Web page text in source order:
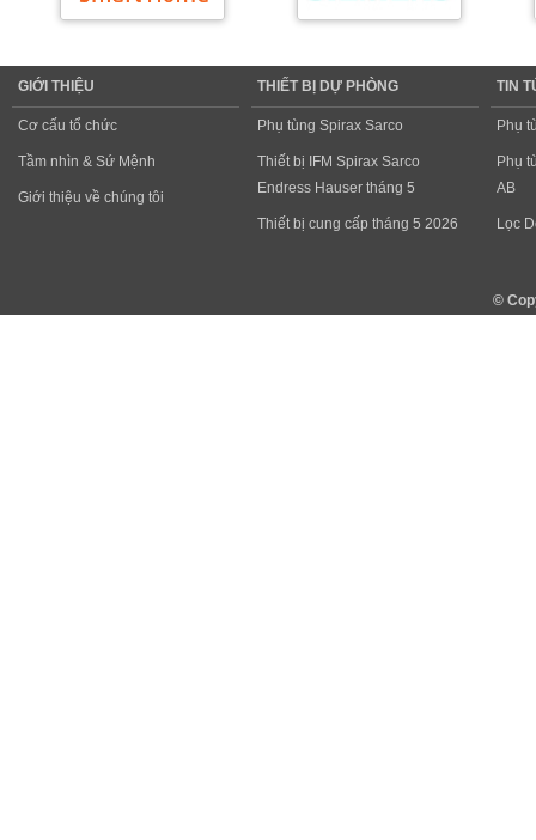
GIỚI THIỆU
Cơ cấu tổ chức
Tầm nhìn & Sứ Mệnh
Giới thiệu về chúng tôi
THIẾT BỊ DỰ PHÒNG
Phụ tùng Spirax Sarco
Thiết bị IFM Spirax Sarco
Endress Hauser tháng 5
Thiết bị cung cấp tháng 5 2026
TIN
Phụ
Phụ
AB
Lọc
©